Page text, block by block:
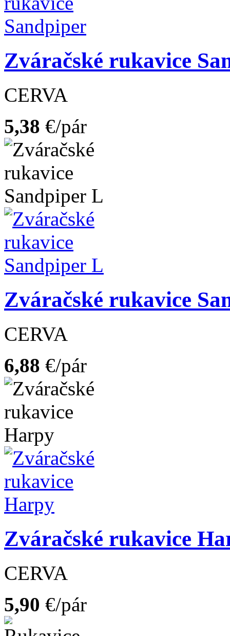
Zváračské rukavice
CERVA
5,38 €/pár
Zváračské rukavice
CERVA
6,88 €/pár
Zváračské rukavice
CERVA
5,90 €/pár